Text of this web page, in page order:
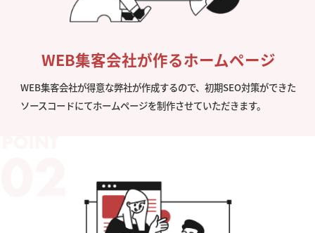
WEB集客会社が作るホームページ
WEB集客会社が得意な弊社が作成するので、初期SEO対策ができた
ソースコードにてホームページを制作させていただきます。